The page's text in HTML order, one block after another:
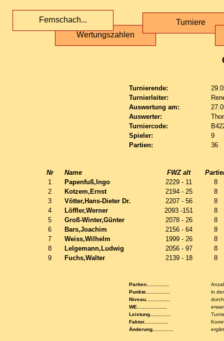
Wertungszahlen
Fernschach... Turniere
Turnierende:
Turnierleiter:
Auswertung am:
Auswerter:
Turniercode:
Spieler:
9
Partien:
36
Nr Name FWZ alt
1
Papenfuß,Ingo 2229 - 11
8
2
Kotzem,Ernst 2194 - 25
8
3
Vötter,Hans-Dieter Dr. 2207 - 56
8
4
Löffler,Werner 2093 -151
8
5
Groß-Winter,Günter 2078 - 26
8
6
Bars,Joachim 2156 - 64
8
7
Weiss,Wilhelm 1999 - 26
8
8
Lelgemann,Ludwig 2056 - 97
8
9
Fuchs,Walter 2139 - 18 8
Partien...............
Punkte................
in
Niveau................
WE....................
Leistung..............
Faktor................
Änderung..............